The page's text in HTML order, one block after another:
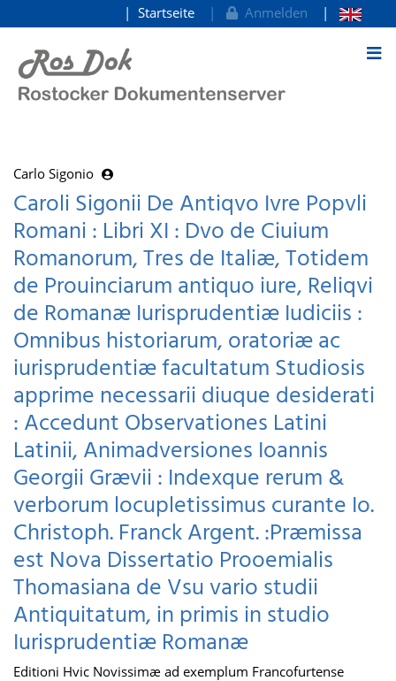
zum Inhalt
Startseite Anmelden
Carlo Sigonio
Caroli Sigonii De Antiqvo Ivre Popvli
Romani : Libri XI : Dvo de Ciuium
Romanorum, Tres de Italiæ, Totidem
de Prouinciarum antiquo iure, Reliqvi
de Romanæ Iurisprudentiæ Iudiciis :
Omnibus historiarum, oratoriæ ac
iurisprudentiæ facultatum Studiosis
apprime necessarii diuque desiderati
: Accedunt Observationes Latini
Latinii, Animadversiones Ioannis
Georgii Grævii : Indexque rerum &
verborum locupletissimus curante Io.
Christoph. Franck Argent. :Præmissa
est Nova Dissertatio Prooemialis
Thomasiana de Vsu vario studii
Antiquitatum, in primis in studio
Iurisprudentiæ Romanæ
Editioni Hvic Novissimæ ad exemplum Francofurtense